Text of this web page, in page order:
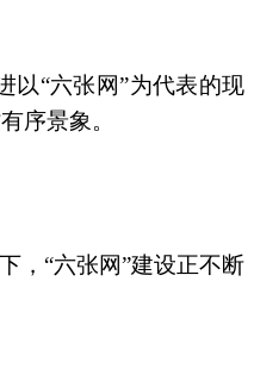
以“六张网”为代表的现
序景象。
，“六张网”建设正不断